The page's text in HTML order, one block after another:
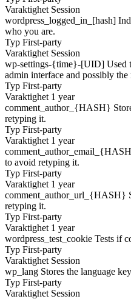
Varaktighet Session
wordpress_logged_in_[hash]
who you are.
Typ First-party
Varaktighet Session
wp-settings-{time}-[UID] Used
admin interface and possibly the
Typ First-party
Varaktighet 1 year
comment_author_{HASH}
retyping it.
Typ First-party
Varaktighet 1 year
to avoid retyping it.
Typ First-party
Varaktighet 1 year
comment_author_url_{HASH}
retyping it.
Typ First-party
Varaktighet 1 year
wordpress_test_cookie Tests if
Typ First-party
Varaktighet Session
wp_lang Stores the language
Typ First-party
Varaktighet Session